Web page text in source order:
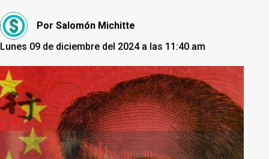
Por Salomón Michitte
Lunes 09 de diciembre del 2024 a las 11:40 am